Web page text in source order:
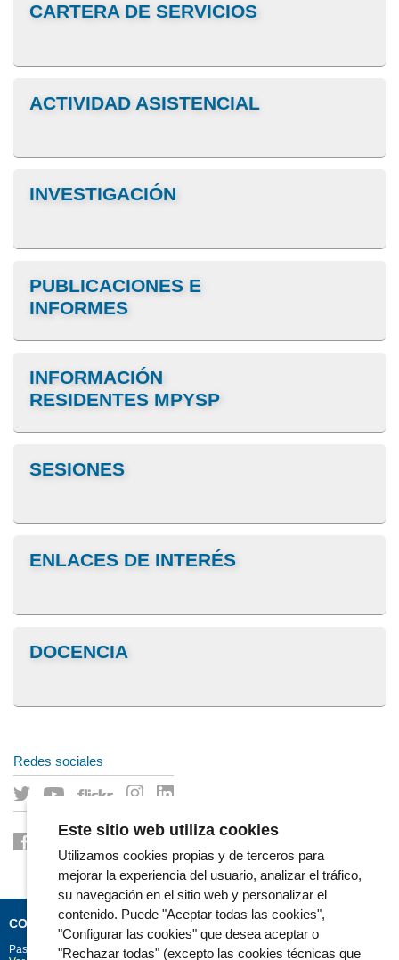
CARTERA DE SERVICIOS
ACTIVIDAD ASISTENCIAL
INVESTIGACIÓN
PUBLICACIONES E
INFORMES
INFORMACIÓN
RESIDENTES MPYSP
SESIONES
ENLACES DE INTERÉS
DOCENCIA
Redes sociales
CONTACTO
Passeig Marítim 25-29 Barcelona 08003
Este sitio web utiliza cookies
Utilizamos cookies propias y de terceros para
mejorar la experiencia del usuario, analizar el tráfico,
su navegación en el sitio web y personalizar el
contenido. Puede "Aceptar todas las cookies",
"Configurar las cookies" que desea aceptar o
"Rechazar todas" (excepto las cookies técnicas que